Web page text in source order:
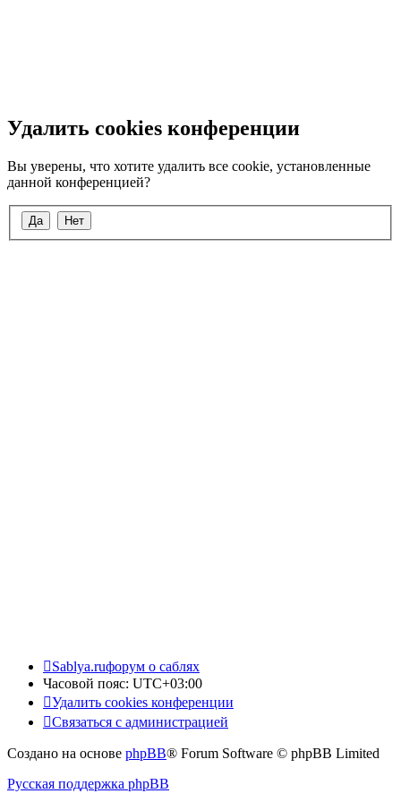
Удалить cookies конференции
Вы уверены, что хотите удалить все cookie, установленные
данной конференцией?
Sablya.ruфорум о саблях
Часовой пояс: UTC+03:00
Удалить cookies конференции
Связаться с администрацией
Создано на основе phpBB® Forum Software © phpBB Limited
Русская поддержка phpBB